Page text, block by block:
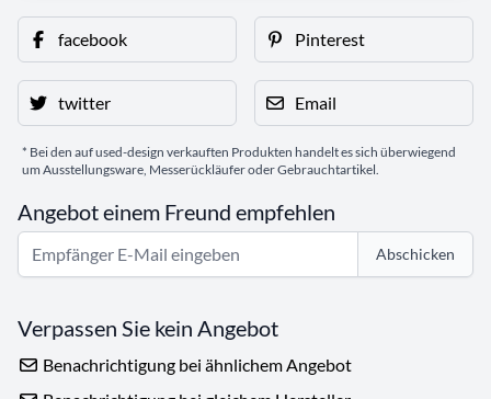
facebook Pinterest
twitter Email
* Bei den auf used-design verkauften Produkten handelt es sich überwiegend
um Ausstellungsware, Messerückläufer oder Gebrauchtartikel.
Angebot einem Freund empfehlen
Abschicken
Verpassen Sie kein Angebot
Benachrichtigung bei ähnlichem Angebot